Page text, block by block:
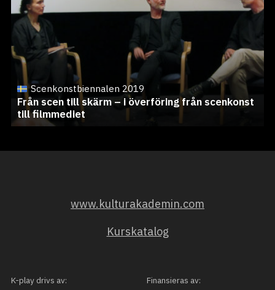
Scenkonstbiennalen 2019
Från scen till skärm – i överföring från scenkonst
till filmmediet
www.kulturakademin.com
Kurskatalog
K-play drivs av: Finansieras av: